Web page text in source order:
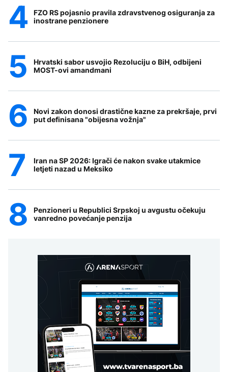
FZO RS pojasnio pravila zdravstvenog osiguranja za
inostrane penzionere
Hrvatski sabor usvojio Rezoluciju o BiH, odbijeni
MOST-ovi amandmani
Novi zakon donosi drastične kazne za prekršaje, prvi
put definisana "obijesna vožnja"
Iran na SP 2026: Igrači će nakon svake utakmice
letjeti nazad u Meksiko
Penzioneri u Republici Srpskoj u avgustu očekuju
vanredno povećanje penzija